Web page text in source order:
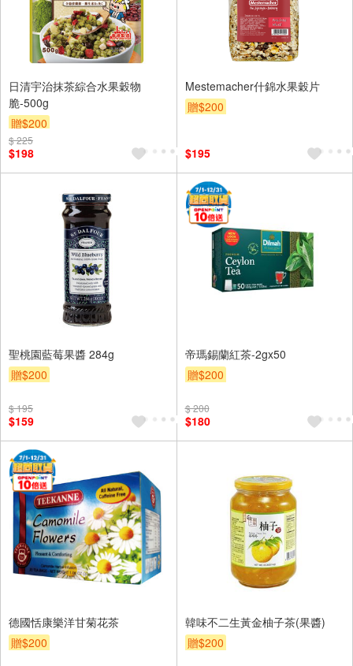
日清宇治抹茶綜合水果穀物
脆-500g
贈$200
$ 225
$198
Mestemacher什錦水果穀片
贈$200
$195
聖桃園藍莓果醬 284g
贈$200
$ 195
$159
帝瑪錫蘭紅茶-2gx50
贈$200
$ 200
$180
德國恬康樂洋甘菊花茶
贈$200
韓味不二生黃金柚子茶(果醬)
贈$200